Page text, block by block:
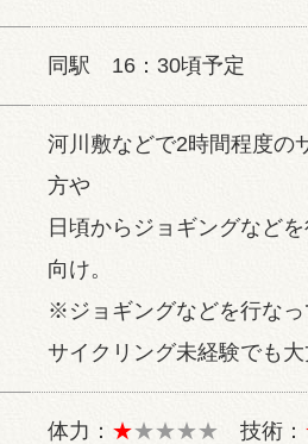
同駅 16：30頃予定
河川敷などで2時間程度の
方や
日頃からジョギングなど
向け。
※ジョギングなどを行な
サイクリング未経験でも
体力： ★★★★★ 技術：